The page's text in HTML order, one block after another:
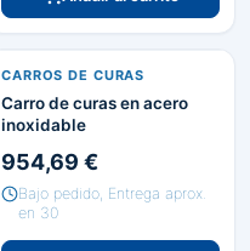
CARROS DE CURAS
Carro de curas en acero
inoxidable
954,69 €
Bajo pedido, Entrega aprox.
en 30